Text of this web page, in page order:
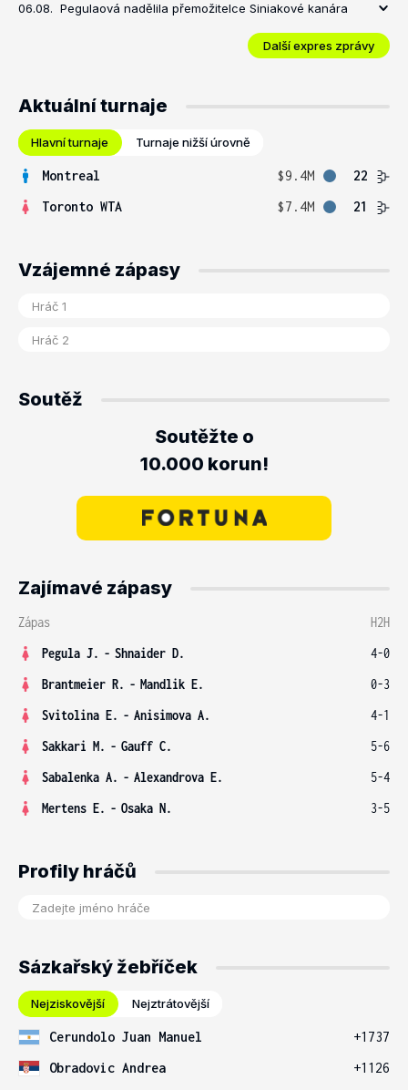
06.08. Pegulaová nadělila přemožitelce Siniakové kanára
Další expres zprávy
Aktuální turnaje
Hlavní turnaje Turnaje nižší úrovně
Montreal $9.4M
22
Toronto WTA
$7.4M 21
Vzájemné zápasy
Soutěž
Soutěžte o
10.000 korun!
Zajímavé zápasy
Zápas
H2H
Pegula J. - Shnaider D.
4-0
Brantmeier R. - Mandlik E.
0-3
Svitolina E. - Anisimova A.
4-1
Sakkari M. - Gauff C.
5-6
Sabalenka A. - Alexandrova E.
5-4
Mertens E. - Osaka N. 3-5
Profily hráčů
Sázkařský žebříček
Nejziskovější Nejztrátovější
Cerundolo Juan Manuel
+1737
Obradovic Andrea
+1126